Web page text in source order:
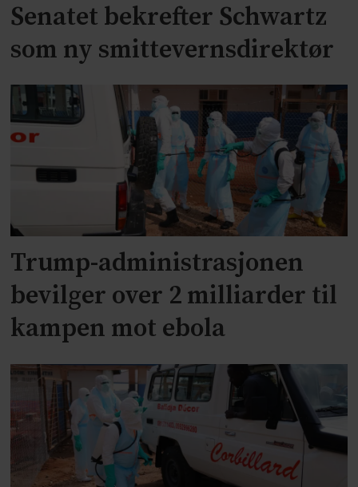
Senatet bekrefter Schwartz
som ny smittevernsdirektør
Trump-administrasjonen
bevilger over 2 milliarder til
kampen mot ebola